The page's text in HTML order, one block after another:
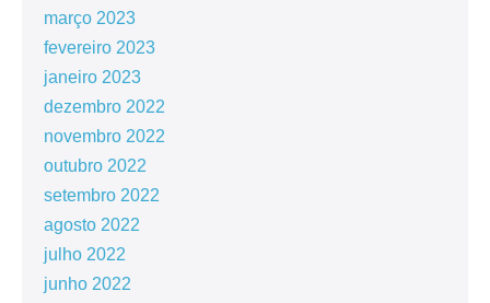
março 2023
fevereiro 2023
janeiro 2023
dezembro 2022
novembro 2022
outubro 2022
setembro 2022
agosto 2022
julho 2022
junho 2022